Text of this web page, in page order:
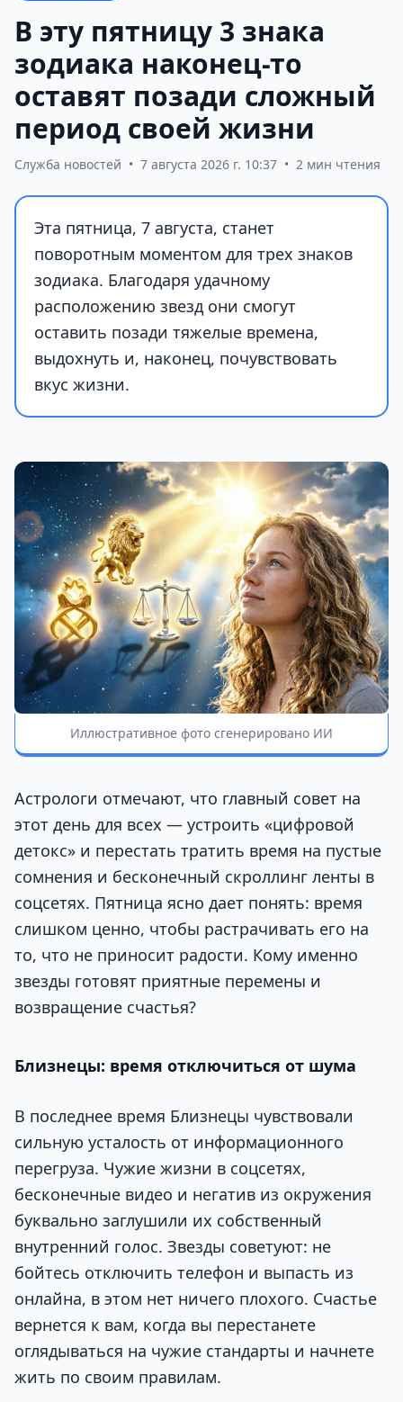
В эту пятницу 3 знака
зодиака наконец-то
оставят позади сложный
период своей жизни
Служба новостей • 7 августа 2026 г. 10:37 • 2 мин чтения
Эта пятница, 7 августа, станет
поворотным моментом для трех знаков
зодиака. Благодаря удачному
расположению звезд они смогут
оставить позади тяжелые времена,
выдохнуть и, наконец, почувствовать
вкус жизни.
Иллюстративное фото сгенерировано ИИ
Астрологи отмечают, что главный совет на
этот день для всех — устроить «цифровой
детокс» и перестать тратить время на пустые
сомнения и бесконечный скроллинг ленты в
соцсетях. Пятница ясно дает понять: время
слишком ценно, чтобы растрачивать его на
то, что не приносит радости. Кому именно
звезды готовят приятные перемены и
возвращение счастья?
Близнецы: время отключиться от шума
В последнее время Близнецы чувствовали
сильную усталость от информационного
перегруза. Чужие жизни в соцсетях,
бесконечные видео и негатив из окружения
буквально заглушили их собственный
внутренний голос. Звезды советуют: не
бойтесь отключить телефон и выпасть из
онлайна, в этом нет ничего плохого. Счастье
вернется к вам, когда вы перестанете
оглядываться на чужие стандарты и начнете
жить по своим правилам.